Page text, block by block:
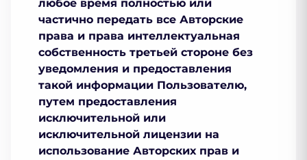
любое время полностью или
частично передать все Авторские
права и права интеллектуальная
собственность третьей стороне без
уведомления и предоставления
такой информации Пользователю,
путем предоставления
исключительной или
исключительной лицензии на
использование Авторских прав и